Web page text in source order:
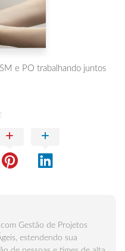
e PO trabalhando juntos
Gestão de Projetos
estendendo sua